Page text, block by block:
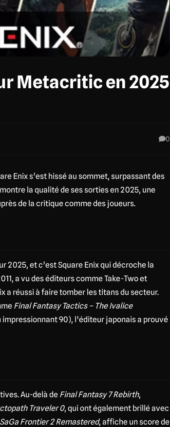
Metacritic en 2025
0
Enix s’est hissé au sommet, surpassant des
la qualité de ses sorties en 2025, une
de la critique comme des joueurs.
2025, et c’est Square Enix qui décroche la
a vu des éditeurs comme Take-Two et
a réussi à faire tomber les titans du secteur.
Final Fantasy Tactics – The Ivalice
90), l’éditeur japonais a prouvé
Au-delà de Final Fantasy 7 Rebirth,
Traveler 0, qui ont également brillé avec
SaGa Frontier 2 Remastered, affiche un score de